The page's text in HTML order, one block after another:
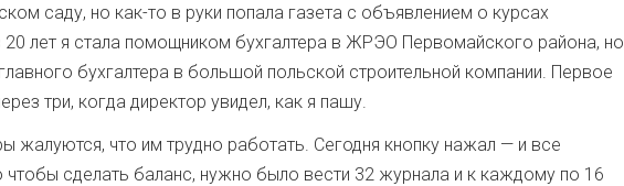
саду, но как-то в руки попала газета с объявлением о курсах
20 лет я стала помощником бухгалтера в ЖРЭО Первомайского района, но
бухгалтера в большой польской строительной компании. Первое
три, когда директор увидел, как я пашу.
жалуются, что им трудно работать. Сегодня кнопку нажал — и все
чтобы сделать баланс, нужно было вести 32 журнала и к каждому по 16